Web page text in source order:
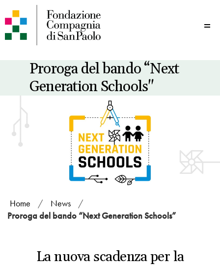
Proroga del bando “Next
Generation Schools"
Home / News
/
Proroga del bando “Next Generation Schools”
La nuova scadenza per la